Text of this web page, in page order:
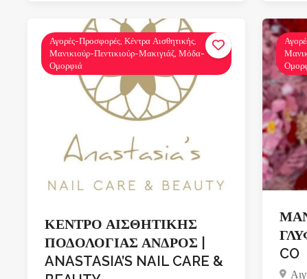
Αγορές-Προσφορές, Κέντρα Αισθητικής,
Μανικιούρ-Πεντικιούρ-Μακιγιάζ, Μόδα-
Ομορφιά
ΚΕΝΤΡΟ ΑΙΣΘΗΤΙΚΗΣ
ΠΟΔΟΛΟΓΙΑΣ ΑΝΔΡΟΣ |
ANASTASIA’S NAIL CARE &
CO